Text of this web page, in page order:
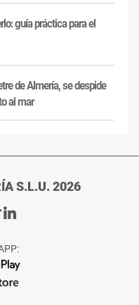
guía práctica para el
de Almería, se despide
al mar
S.L.U. 2026
Ir
de
La
Voz
Ir
de
La
Voz